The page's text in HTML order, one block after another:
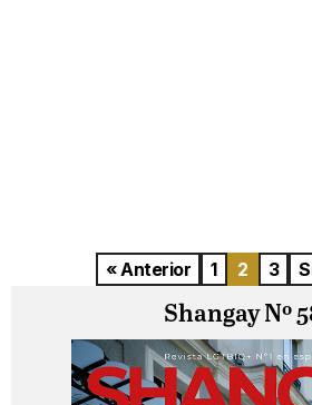
« Anterior 1 2 3
Shangay Nº